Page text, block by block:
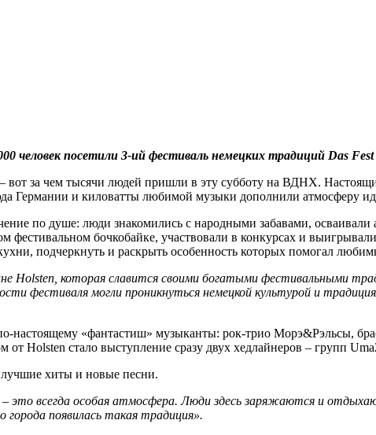
человек посетили 3-ий фестиваль немецких традиций Das
за чем тысячи людей пришли в эту субботу на ВДНХ.
Германии и киловатты любимой музыки дополнили атмосферу
по душе: люди знакомились с народными забавами, осваивали
фестивальном бочкобайке, участвовали в конкурсах и
подчеркнуть и раскрыть особенность которых помогал
Holsten, которая славится своими богатыми фестивальными
фестиваля могли проникнуться немецкой культурой и
настоящему «фантастиш» музыканты: рок-трио Морэ&Рэльсы,
Holsten стало выступление сразу двух хедлайнеров – групп
лучшие хиты и новые песни.
это всегда особая атмосфера. Люди здесь заряжаются и
появилась такая традиция».